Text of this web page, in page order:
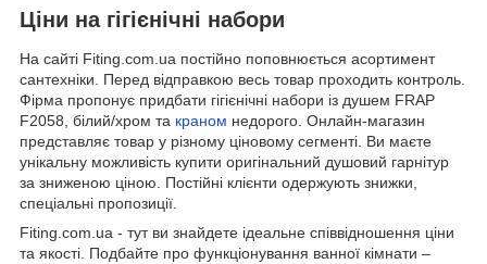
Ціни на гігієнічні набори
На сайті Fiting.com.ua постійно поповнюється асортимент
сантехніки. Перед відправкою весь товар проходить контроль.
Фірма пропонує придбати гігієнічні набори із душем FRAP
F2058, білий/хром та краном недорого. Онлайн-магазин
представляє товар у різному ціновому сегменті. Ви маєте
унікальну можливість купити оригінальний душовий гарнітур
за зниженою ціною. Постійні клієнти одержують знижки,
спеціальні пропозиції.
Fiting.com.ua - тут ви знайдете ідеальне співвідношення ціни
та якості. Подбайте про функціонування ванної кімнати –